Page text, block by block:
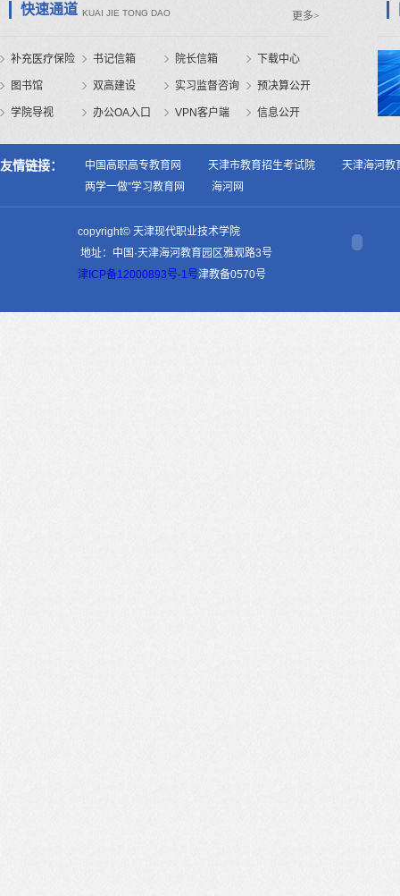
快速通道 KUAI JIE TONG DAO 更多>
补充医疗保险 书记信箱 院长信箱 下载中心
图书馆 双高建设 实习监督咨询 预决算公开
学院导视 办公OA入口 VPN客户端 信息公开
友情链接： 中国高职高专教育网 天津市教育招生考试院
天津海河教
两学一做”学习教育网
海河网
copyright© 天津现代职业技术学院
地址：中国·天津海河教育园区雅观路3号
津ICP备12000893号-1号津教备0570号